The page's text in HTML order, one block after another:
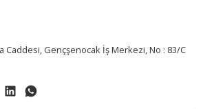
Caddesi, Gençşenocak İş Merkezi, No : 83/C